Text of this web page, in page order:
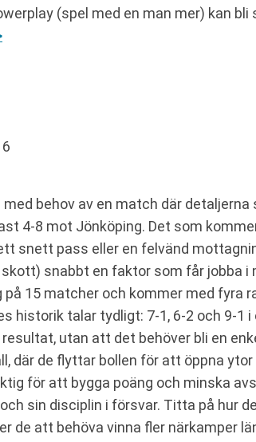
(spel med en man mer) kan bli
behov av en match där
4-8 mot Jönköping. Det som
snett pass eller en felvänd
snabbt en faktor som får jobba i
15 matcher och kommer med fyra
historik talar tydligt: 7-1, 6-2 och 9-
utan att det behöver bli en
där de flyttar bollen för att öppna
för att bygga poäng och minska
sin disciplin i försvar. Titta på hur
de att behöva vinna fler närkamper